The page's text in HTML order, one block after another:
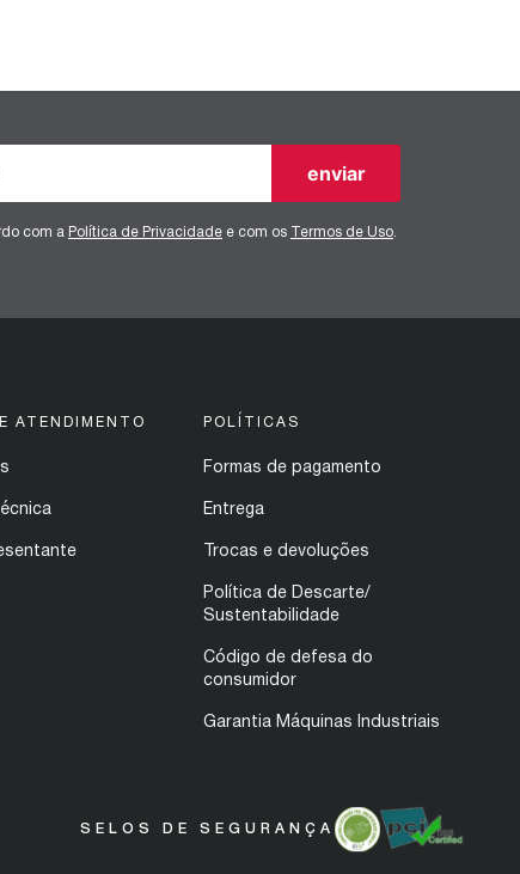
enviar
com a Política de Privacidade e com os Termos de Uso
ATENDIMENTO POLÍTICAS
Formas de pagamento
Entrega
Trocas e devoluções
Política de Descarte/
Sustentabilidade
Código de defesa do
consumidor
Garantia Máquinas Industriais
SELOS DE SEGURANÇA